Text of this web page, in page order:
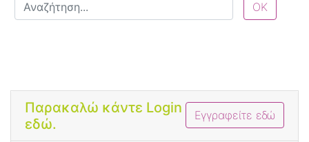
Εγγραφείτε εδώ
Παρακαλώ κάντε Login
εδώ.